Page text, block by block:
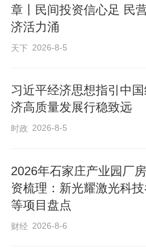
力石家庄都市圈建设
城市发挥了重要作用。
系列具有石家庄特色
新场景、新品牌，推
升”向“品质升级”转型
合商、文、旅、体优
城、湾里庙商圈两大
重点培育滹沱河生态
章丨民间投资信心足 民
济活力涌
天下 2026-8-5
习近平经济思想指引中
济高质量发展行稳致远
时政 2026-8-5
2026年石家庄产业园厂
资梳理：新光耀激光科
等项目盘点
财经 2026-8-6